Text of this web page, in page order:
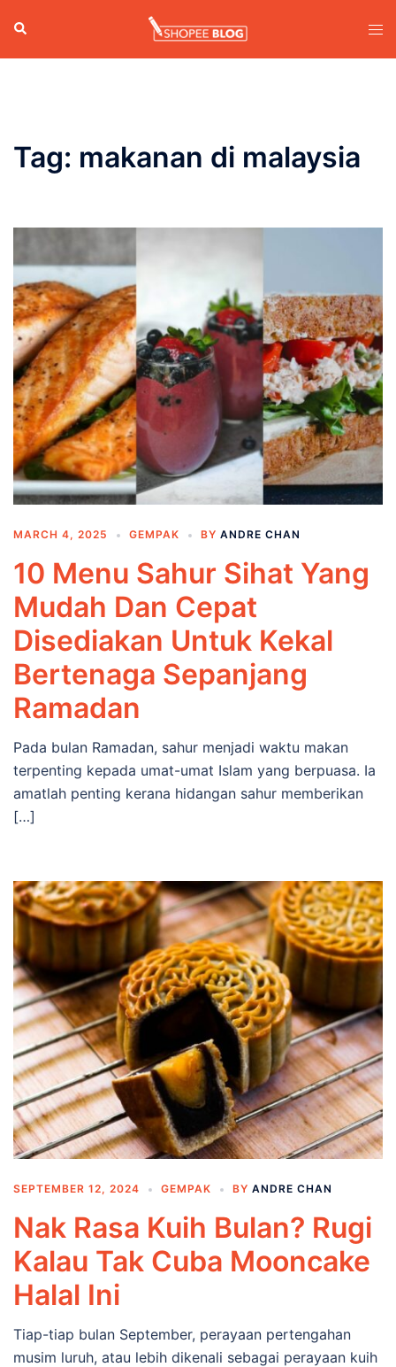
content
Search
Tag: makanan di malaysia
MARCH 4, 2025 GEMPAK BY ANDRE CHAN
10 Menu Sahur Sihat Yang
Mudah Dan Cepat
Disediakan Untuk Kekal
Bertenaga Sepanjang
Ramadan
Pada bulan Ramadan, sahur menjadi waktu makan
terpenting kepada umat-umat Islam yang berpuasa. Ia
amatlah penting kerana hidangan sahur memberikan
[…]
SEPTEMBER 12, 2024 GEMPAK BY ANDRE CHAN
Nak Rasa Kuih Bulan? Rugi
Kalau Tak Cuba Mooncake
Halal Ini
Tiap-tiap bulan September, perayaan pertengahan
musim luruh, atau lebih dikenali sebagai perayaan kuih